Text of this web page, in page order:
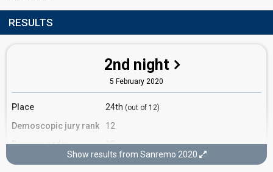
RESULTS
2nd night
5 February 2020
Place 24th (out of 12)
Demoscopic jury rank
12
Running order
10
Show results from Sanremo 2020